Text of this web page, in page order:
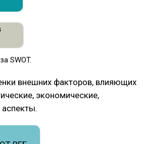
SWOT.
внешних факторов, влияющих
экономические,
аспекты.